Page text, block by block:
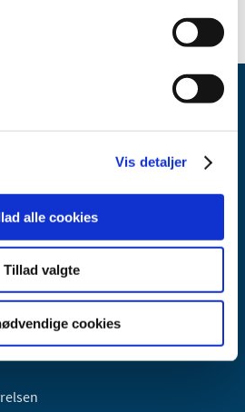
Vis detaljer
alle cookies
Tillad valgte
cookies
en del af